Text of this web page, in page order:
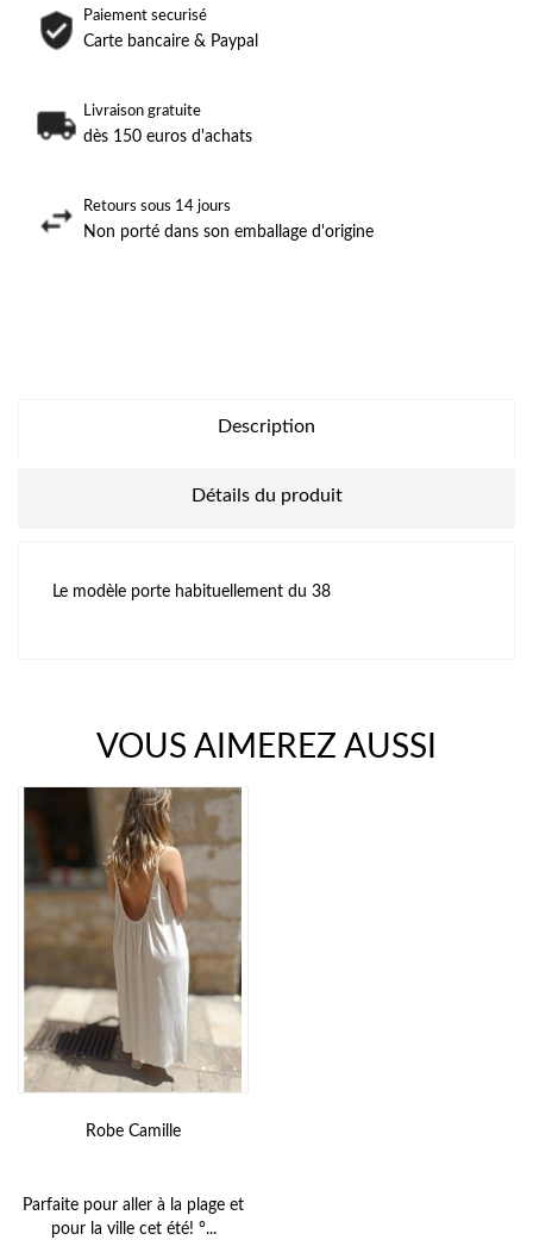
Paiement securisé
Carte bancaire & Paypal
Livraison gratuite
dès 150 euros d'achats
Retours sous 14 jours
Non porté dans son emballage d'origine
Description
Détails du produit
Le modèle porte habituellement du 38
VOUS AIMEREZ AUSSI
Robe Camille
Parfaite pour aller à la plage et
pour la ville cet été! °...